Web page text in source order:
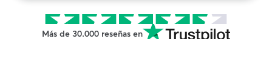
Más de 30.000 reseñas en